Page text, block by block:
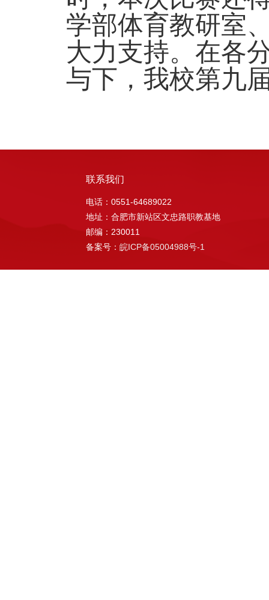
学部体育教研室
大力支持。在各
与下，我校第九
联系我们
电话：0551-64689022
地址：合肥市新站区文忠路职教基地
邮编：230011
备案号： 皖ICP备05004988号-1